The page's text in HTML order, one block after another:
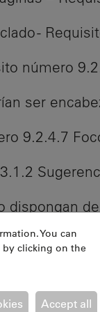
-
número
ser
9.2.4.7
dispongan
EN
de
You can
clicking on the
Accept all